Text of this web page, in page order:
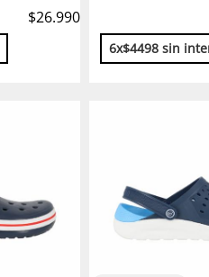
$26.990
6x$4498 sin